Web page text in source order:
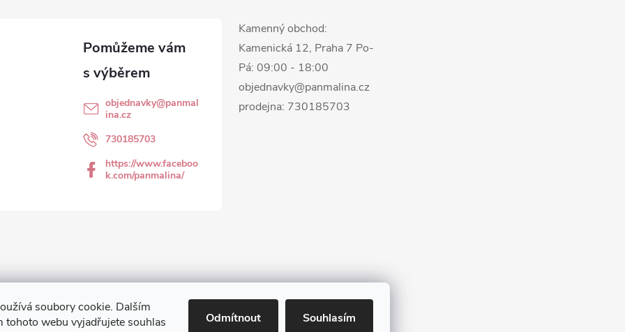
soubory cookie. Dalším
tohoto webu vyjadřujete souhlas
Odmítnout Souhlasím
objednavky@panmal
ina.cz
730185703
https://www.faceboo
k.com/panmalina/
Kamenný obchod:
Kamenická 12, Praha 7 Po-
Pá: 09:00 - 18:00
objednavky@panmalina.cz
prodejna: 730185703